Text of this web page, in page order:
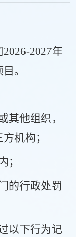
2026-2027年
。
其他组织，
机构；
；
的行政处罚
以下行为记